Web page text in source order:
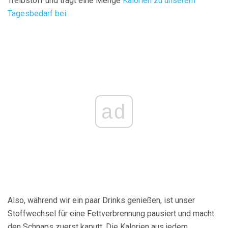
Tagesbedarf bei .
ad
Also, während wir ein paar Drinks genießen, ist unser
Stoffwechsel für eine Fettverbrennung pausiert und macht